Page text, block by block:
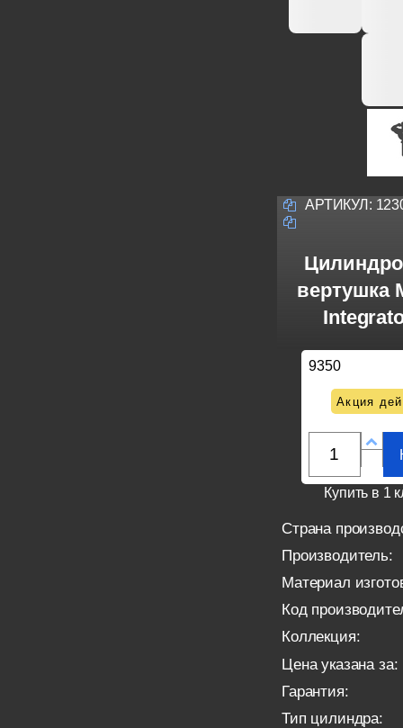
АРТИКУЛ:
вертушка
9350
Акция
Купить в 1
Страна
Производитель:
Материал
Код
Коллекция:
Цена указана за:
Гарантия:
Тип цилиндра: